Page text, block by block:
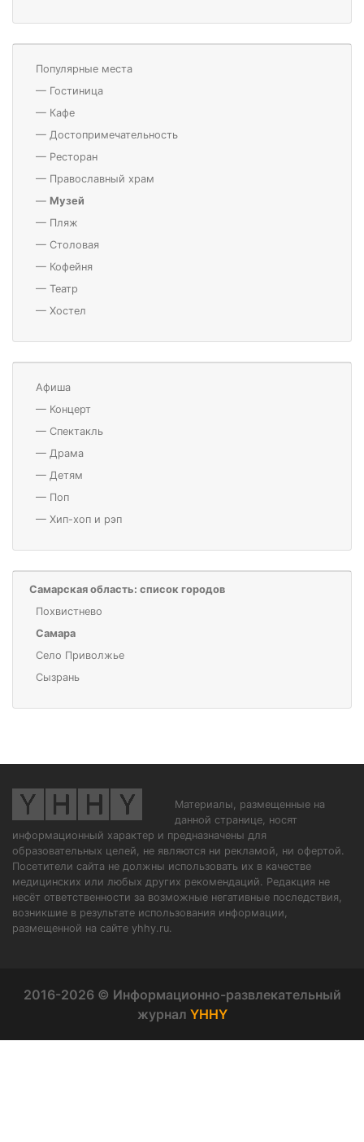
Популярные места
— Гостиница
— Кафе
— Достопримечательность
— Ресторан
— Православный храм
— Музей
— Пляж
— Столовая
— Кофейня
— Театр
— Хостел
Афиша
— Концерт
— Спектакль
— Драма
— Детям
— Поп
— Хип-хоп и рэп
Самарская область: список городов
Похвистнево
Самара
Село Приволжье
Сызрань
Материалы, размещенные на
данной странице, носят
информационный характер и предназначены для
образовательных целей, не являются ни рекламой, ни офертой.
Посетители сайта не должны использовать их в качестве
медицинских или любых других рекомендаций. Редакция не
несёт ответственности за возможные негативные последствия,
возникшие в результате использования информации,
размещенной на сайте yhhy.ru.
2016-2026 © Информационно-развлекательный
журнал YHHY